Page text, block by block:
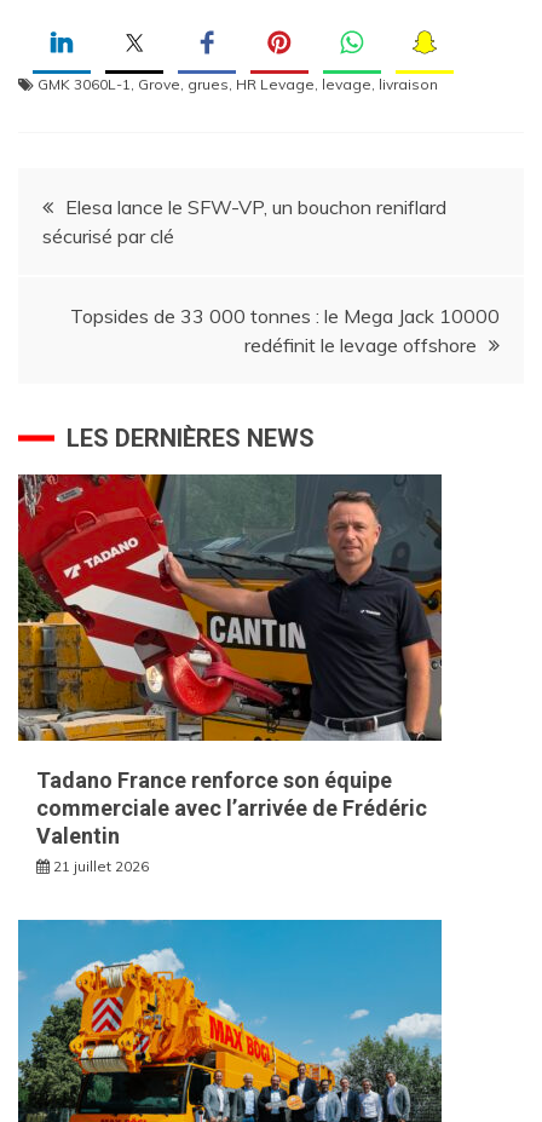
GMK 3060L-1 Grove grues HR Levage levage livraison
Navigation
de
l’article
Elesa lance le SFW-VP, un bouchon reniflard
sécurisé par clé
Topsides de 33 000 tonnes : le Mega Jack 10000
redéfinit le levage offshore
LES DERNIÈRES NEWS
Tadano France renforce son équipe
commerciale avec l’arrivée de Frédéric
Valentin
21 juillet 2026